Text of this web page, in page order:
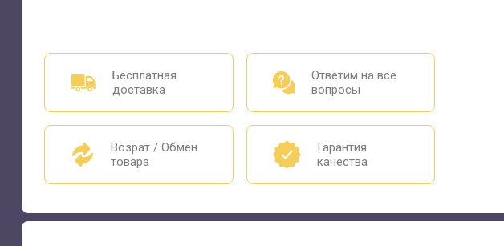
Бесплатная
доставка
Ответим на все
вопросы
Возрат / Обмен
товара
Гарантия
качества